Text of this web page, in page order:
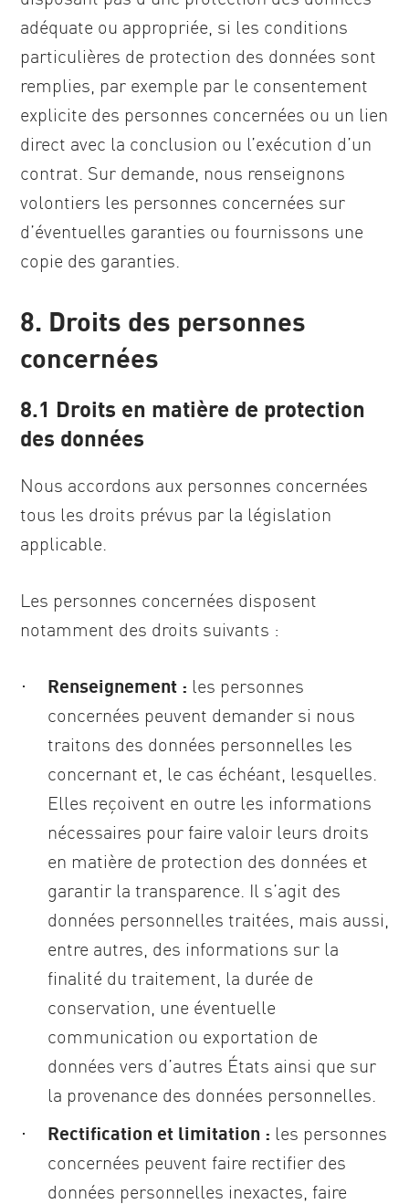
adéquate ou appropriée, si les conditions
particulières de protection des données sont
remplies, par exemple par le consentement
explicite des personnes concernées ou un lien
direct avec la conclusion ou l’exécution d’un
contrat. Sur demande, nous renseignons
volontiers les personnes concernées sur
d’éventuelles garanties ou fournissons une
copie des garanties.
8. Droits des personnes
concernées
8.1 Droits en matière de protection
des données
Nous accordons aux personnes concernées
tous les droits prévus par la législation
applicable.
Les personnes concernées disposent
notamment des droits suivants :
Renseignement : les personnes
concernées peuvent demander si nous
traitons des données personnelles les
concernant et, le cas échéant, lesquelles.
Elles reçoivent en outre les informations
nécessaires pour faire valoir leurs droits
en matière de protection des données et
garantir la transparence. Il s’agit des
données personnelles traitées, mais aussi,
entre autres, des informations sur la
finalité du traitement, la durée de
conservation, une éventuelle
communication ou exportation de
données vers d’autres États ainsi que sur
la provenance des données personnelles.
Rectification et limitation : les personnes
concernées peuvent faire rectifier des
données personnelles inexactes, faire